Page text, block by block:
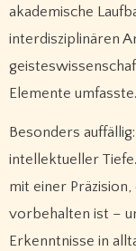
akademische
interdisziplinären
Elemente umfasste.
Besonders auffällig:
intellektueller
mit einer
vorbehalten ist –
Erkenntnisse in